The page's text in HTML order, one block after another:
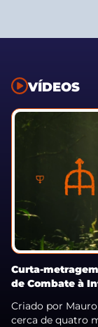
VÍDEOS
Curta-
de Combate à
Criado por
cerca de quatro